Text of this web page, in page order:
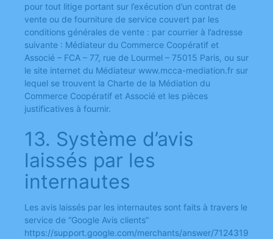
pour tout litige portant sur l’exécution d’un contrat de
vente ou de fourniture de service couvert par les
conditions générales de vente : par courrier à l’adresse
suivante : Médiateur du Commerce Coopératif et
Associé – FCA – 77, rue de Lourmel – 75015 Paris, ou sur
le site internet du Médiateur www.mcca-mediation.fr sur
lequel se trouvent la Charte de la Médiation du
Commerce Coopératif et Associé et les pièces
justificatives à fournir.
13. Système d’avis
laissés par les
internautes
Les avis laissés par les internautes sont faits à travers le
service de “Google Avis clients”
https://support.google.com/merchants/answer/7124319